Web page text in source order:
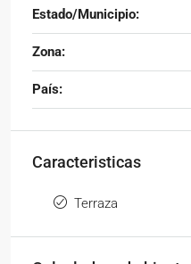
Estado/Municipio:
Zona:
País:
Caracteristicas
Terraza